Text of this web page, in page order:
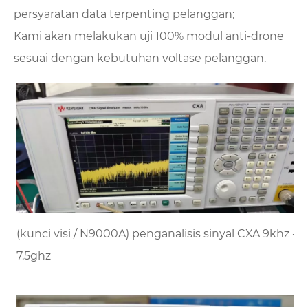
persyaratan data terpenting pelanggan;
Kami akan melakukan uji 100% modul anti-drone
sesuai dengan kebutuhan voltase pelanggan.
(kunci visi / N9000A) penganalisis sinyal CXA 9khz -
7.5ghz